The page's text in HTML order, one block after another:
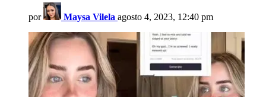
por Maysa Vilela agosto 4, 2023, 12:40 pm